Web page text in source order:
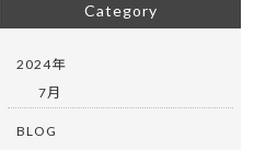
Category
2024年
7月
BLOG